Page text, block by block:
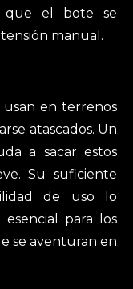
que el bote se
manual.
usan en terrenos
atascados. Un
a sacar estos
Su suficiente
de uso lo
para los
se aventuran en